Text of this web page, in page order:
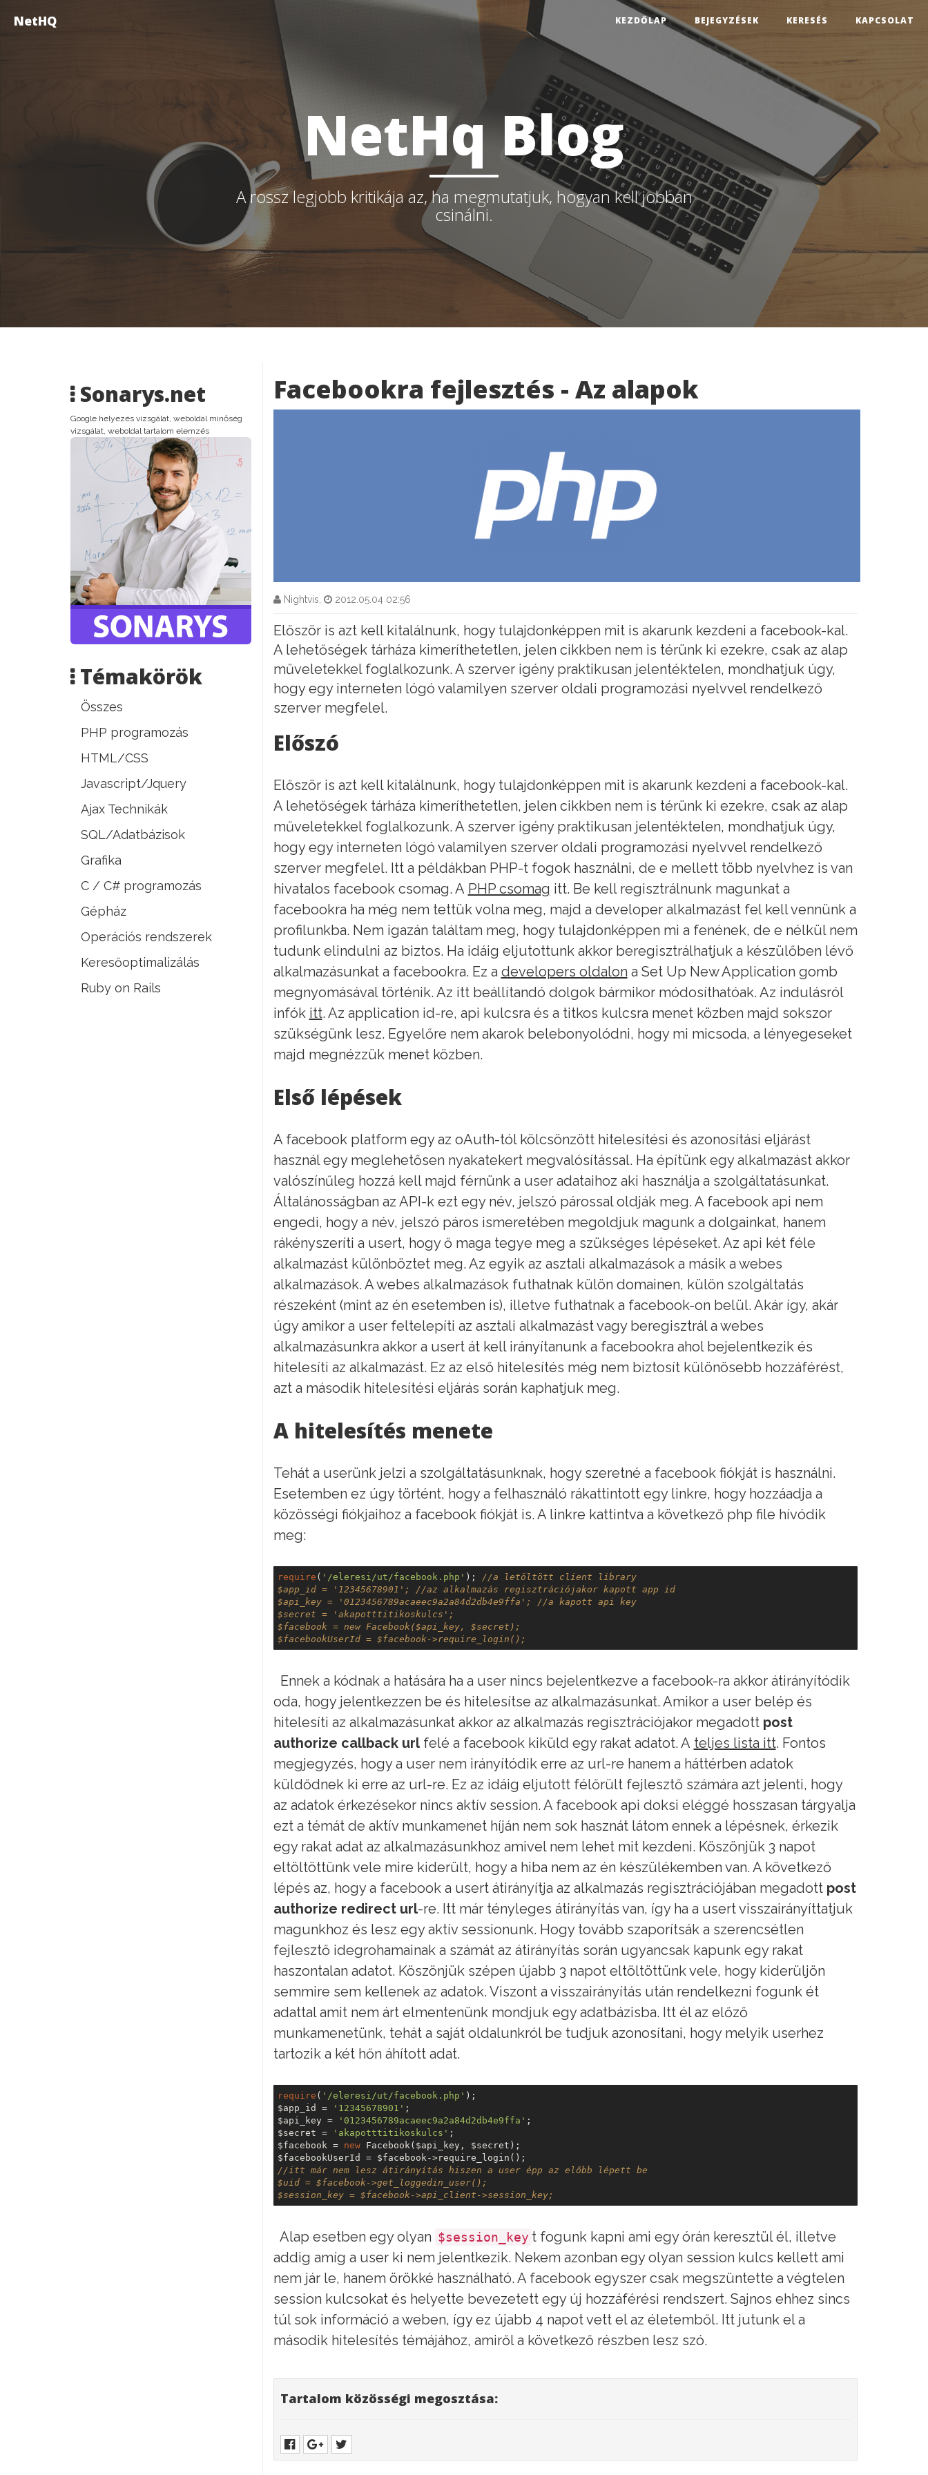
NetHQ KEZDŐLAP BEJEGYZÉSEK KERESÉS KAPCSOLAT
NetHq Blog
A rossz legjobb kritikája az, ha megmutatjuk, hogyan kell jobban
csinálni.
Sonarys.net
Google helyezés vizsgálat, weboldal minőség
vizsgálat, weboldal tartalom elemzés
Témakörök
Összes
PHP programozás
HTML/CSS
Javascript/Jquery
Ajax Technikák
SQL/Adatbázisok
Grafika
C / C# programozás
Gépház
Operációs rendszerek
Keresőoptimalizálás
Ruby on Rails
Facebookra fejlesztés - Az alapok
Nightvis, 2012.05.04 02:56
Először is azt kell kitalálnunk, hogy tulajdonképpen mit is akarunk kezdeni a facebook-kal.
A lehetőségek tárháza kimeríthetetlen, jelen cikkben nem is térünk ki ezekre, csak az alap
műveletekkel foglalkozunk. A szerver igény praktikusan jelentéktelen, mondhatjuk úgy,
hogy egy interneten lógó valamilyen szerver oldali programozási nyelvvel rendelkező
szerver megfelel.
Előszó
Először is azt kell kitalálnunk, hogy tulajdonképpen mit is akarunk kezdeni a facebook-kal.
A lehetőségek tárháza kimeríthetetlen, jelen cikkben nem is térünk ki ezekre, csak az alap
műveletekkel foglalkozunk. A szerver igény praktikusan jelentéktelen, mondhatjuk úgy,
hogy egy interneten lógó valamilyen szerver oldali programozási nyelvvel rendelkező
szerver megfelel. Itt a példákban PHP-t fogok használni, de e mellett több nyelvhez is van
hivatalos facebook csomag. A PHP csomag itt. Be kell regisztrálnunk magunkat a
facebookra ha még nem tettük volna meg, majd a developer alkalmazást fel kell vennünk a
profilunkba. Nem igazán találtam meg, hogy tulajdonképpen mi a fenének, de e nélkül nem
tudunk elindulni az biztos. Ha idáig eljutottunk akkor beregisztrálhatjuk a készülőben lévő
alkalmazásunkat a facebookra. Ez a developers oldalon a Set Up New Application gomb
megnyomásával történik. Az itt beállítandó dolgok bármikor módosíthatóak. Az indulásról
infók itt. Az application id-re, api kulcsra és a titkos kulcsra menet közben majd sokszor
szükségünk lesz. Egyelőre nem akarok belebonyolódni, hogy mi micsoda, a lényegeseket
majd megnézzük menet közben.
Első lépések
A facebook platform egy az oAuth-tól kölcsönzött hitelesítési és azonosítási eljárást
használ egy meglehetősen nyakatekert megvalósítással. Ha építünk egy alkalmazást akkor
valószínűleg hozzá kell majd férnünk a user adataihoz aki használja a szolgáltatásunkat.
Általánosságban az API-k ezt egy név, jelszó párossal oldják meg. A facebook api nem
engedi, hogy a név, jelszó páros ismeretében megoldjuk magunk a dolgainkat, hanem
rákényszeríti a usert, hogy ő maga tegye meg a szükséges lépéseket. Az api két féle
alkalmazást különböztet meg. Az egyik az asztali alkalmazások a másik a webes
alkalmazások. A webes alkalmazások futhatnak külön domainen, külön szolgáltatás
részeként (mint az én esetemben is), illetve futhatnak a facebook-on belül. Akár így, akár
úgy amikor a user feltelepíti az asztali alkalmazást vagy beregisztrál a webes
alkalmazásunkra akkor a usert át kell irányítanunk a facebookra ahol bejelentkezik és
hitelesíti az alkalmazást. Ez az első hitelesítés még nem biztosít különösebb hozzáférést,
azt a második hitelesítési eljárás során kaphatjuk meg.
A hitelesítés menete
Tehát a userünk jelzi a szolgáltatásunknak, hogy szeretné a facebook fiókját is használni.
Esetemben ez úgy történt, hogy a felhasználó rákattintott egy linkre, hogy hozzáadja a
közösségi fiókjaihoz a facebook fiókját is. A linkre kattintva a következő php file hívódik
meg:
require ( '/eleresi/ut/facebook.php' ); //a letöltött client library
$app_id = '12345678901'; //az alkalmazás regisztrációjakor kapott app id
$api_key = '0123456789acaeec9a2a84d2db4e9ffa'; //a kapott api key
$secret = 'akapotttitikoskulcs';
$facebook = new Facebook($api_key, $secret);
$facebookUserId = $facebook->require_login();
Ennek a kódnak a hatására ha a user nincs bejelentkezve a facebook-ra akkor átirányítódik
oda, hogy jelentkezzen be és hitelesítse az alkalmazásunkat. Amikor a user belép és
hitelesíti az alkalmazásunkat akkor az alkalmazás regisztrációjakor megadott post
authorize callback urlfelé a facebook kiküld egy rakat adatot. A teljes lista itt. Fontos
megjegyzés, hogy a user nem irányítódik erre az url-re hanem a háttérben adatok
küldődnek ki erre az url-re. Ez az idáig eljutott félőrült fejlesztő számára azt jelenti, hogy
az adatok érkezésekor nincs aktív session. A facebook api doksi eléggé hosszasan tárgyalja
ezt a témát de aktív munkamenet híján nem sok hasznát látom ennek a lépésnek, érkezik
egy rakat adat az alkalmazásunkhoz amivel nem lehet mit kezdeni. Köszönjük 3 napot
eltöltöttünk vele mire kiderült, hogy a hiba nem az én készülékemben van. A következő
lépés az, hogy a facebook a usert átirányítja az alkalmazás regisztrációjában megadott post
authorize redirect url-re. Itt már tényleges átirányítás van, így ha a usert visszairányíttatjuk
magunkhoz és lesz egy aktív sessionunk. Hogy tovább szaporítsák a szerencsétlen
fejlesztő idegrohamainak a számát az átirányítás során ugyancsak kapunk egy rakat
haszontalan adatot. Köszönjük szépen újabb 3 napot eltöltöttünk vele, hogy kiderüljön
semmire sem kellenek az adatok. Viszont a visszairányítás után rendelkezni fogunk ét
adattal amit nem árt elmentenünk mondjuk egy adatbázisba. Itt él az előző
munkamenetünk, tehát a saját oldalunkról be tudjuk azonosítani, hogy melyik userhez
tartozik a két hőn áhított adat.
require ( '/eleresi/ut/facebook.php' );
$app_id =
'12345678901' ;
$api_key =
'0123456789acaeec9a2a84d2db4e9ffa' ;
$secret =
'akapotttitikoskulcs' ;
$facebook = new Facebook($api_key, $secret);
$facebookUserId = $facebook->require_login();
//itt már nem lesz átirányítás hiszen a user épp az előbb lépett be
$uid = $facebook->get_loggedin_user();
$session_key = $facebook->api_client->session_key;
Alap esetben egy olyan $session_key t fogunk kapni ami egy órán keresztül él, illetve
addig amíg a user ki nem jelentkezik. Nekem azonban egy olyan session kulcs kellett ami
nem jár le, hanem örökké használható. A facebook egyszer csak megszüntette a végtelen
session kulcsokat és helyette bevezetett egy új hozzáférési rendszert. Sajnos ehhez sincs
túl sok információ a weben, így ez újabb 4 napot vett el az életemből. Itt jutunk el a
második hitelesítés témájához, amiről a következő részben lesz szó.
Tartalom közösségi megosztása: